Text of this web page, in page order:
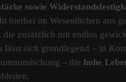
sowie
hierbei im Wesentlichen aus
die zusätzlich mit endlos
lässt sich grundlegend – in
– die hohe